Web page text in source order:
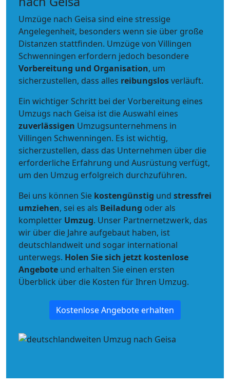
Umzüge nach Geisa sind eine stressige
Angelegenheit, besonders wenn sie über große
Distanzen stattfinden. Umzüge von Villingen
Schwenningen erfordern jedoch besondere
Vorbereitung und Organisation, um
sicherzustellen, dass alles reibungslosverläuft.
Ein wichtiger Schritt bei der Vorbereitung eines
Umzugs nach Geisa ist die Auswahl eines
zuverlässigen Umzugsunternehmens in
Villingen Schwenningen. Es ist wichtig,
sicherzustellen, dass das Unternehmen über die
erforderliche Erfahrung und Ausrüstung verfügt,
um den Umzug erfolgreich durchzuführen.
Bei uns können Sie kostengünstig und stressfrei
umziehen, sei es als Beiladung oder als
kompletter Umzug. Unser Partnernetzwerk, das
wir über die Jahre aufgebaut haben, ist
deutschlandweit und sogar international
unterwegs. Holen Sie sich jetzt kostenlose
Angebote und erhalten Sie einen ersten
Überblick über die Kosten für Ihren Umzug.
Kostenlose Angebote erhalten